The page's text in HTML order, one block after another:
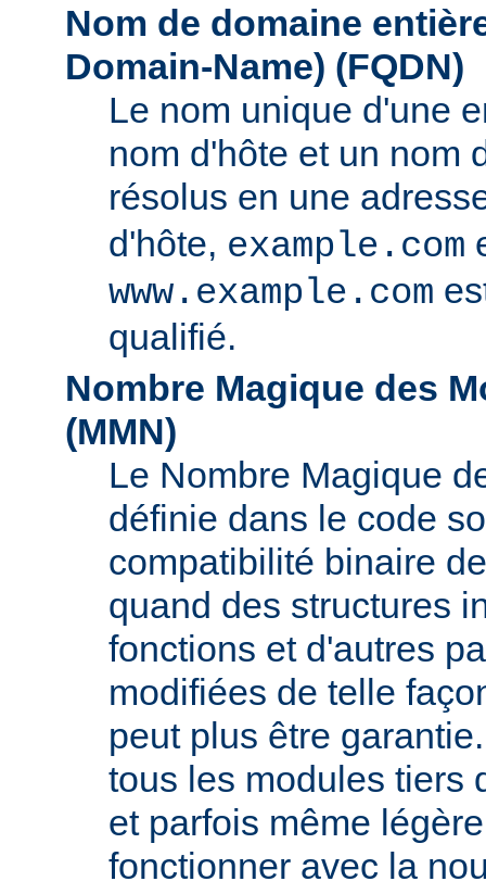
Nom de domaine
Domain-Name) (FQDN)
Le nom unique d'une
nom d'hôte et un nom
résolus en une
d'hôte, example.com
www.example.com
qualifié.
Nombre Magique des
(MMN)
Le Nombre Magique
définie dans le code
compatibilité binaire
quand des structures
fonctions et d'autres
modifiées de telle
peut plus être
tous les modules tiers
et parfois même
fonctionner avec la